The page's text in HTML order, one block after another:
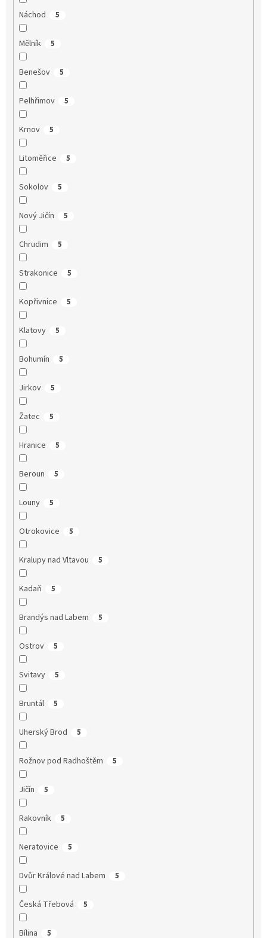
Náchod 5
Mělník 5
Benešov 5
Pelhřimov 5
Krnov 5
Litoměřice 5
Sokolov 5
Nový Jičín 5
Chrudim 5
Strakonice 5
Kopřivnice 5
Klatovy 5
Bohumín 5
Jirkov 5
Žatec 5
Hranice 5
Beroun 5
Louny 5
Otrokovice 5
Kralupy nad Vltavou 5
Kadaň 5
Brandýs nad Labem 5
Ostrov 5
Svitavy 5
Bruntál 5
Uherský Brod 5
Rožnov pod Radhoštěm 5
Jičín 5
Rakovník 5
Neratovice 5
Dvůr Králové nad Labem 5
Česká Třebová 5
Bílina 5